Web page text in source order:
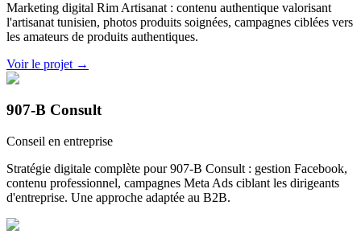
Marketing digital Rim Artisanat : contenu authentique valorisant
l'artisanat tunisien, photos produits soignées, campagnes ciblées vers
les amateurs de produits authentiques.
Voir le projet →
907-B Consult
Conseil en entreprise
Stratégie digitale complète pour 907-B Consult : gestion Facebook,
contenu professionnel, campagnes Meta Ads ciblant les dirigeants
d'entreprise. Une approche adaptée au B2B.